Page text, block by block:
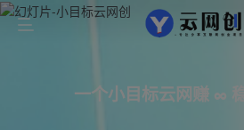
一个小目标云网赚 ∞ 稳